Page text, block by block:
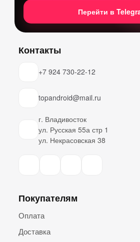
Перейти в
Контакты
+7 924 730-22-12
topandroid@mail.ru
г. Владивосток
ул. Русская 55а стр 1
ул. Некрасовская 38
Покупателям
Оплата
Доставка